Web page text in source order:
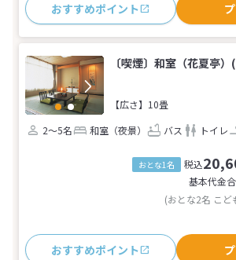
おすすめポイント
〔喫煙〕和室（花夏亭
【広さ】10畳
2～5名
和室（夜景） バス トイレ
おとな1名 税込
基本代金
(おとな2名 こ
おすすめポイント